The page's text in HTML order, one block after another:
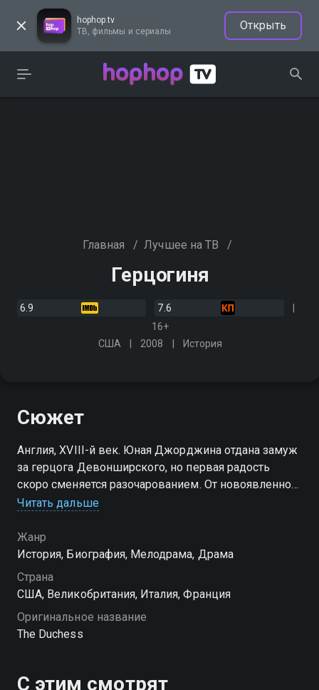
hophop.tv
ТВ, фильмы и сериалы
Открыть
Главная / Лучшее на ТВ /
Герцогиня
6.9
7.6
16+
США
2008 История
Сюжет
Англия, XVIII-й век. Юная Джорджина отдана замуж
за герцога Девонширского, но первая радость
скоро сменяется разочарованием. От новоявленной
герцогини требуется лишь одно - родить
заботливым мужем
Читать дальше
Жанр
История, Биография, Мелодрама, Драма
Страна
США, Великобритания, Италия, Франция
Оригинальное название
The Duchess
С этим смотрят